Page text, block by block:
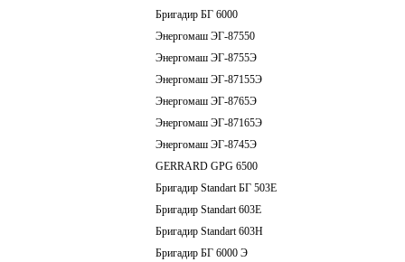
Бригадир БГ 6000
Энергомаш ЭГ-87550
Энергомаш ЭГ-8755Э
Энергомаш ЭГ-87155Э
Энергомаш ЭГ-8765Э
Энергомаш ЭГ-87165Э
Энергомаш ЭГ-8745Э
GERRARD GPG 6500
Бригадир Standart БГ 503E
Бригадир Standart 603E
Бригадир Standart 603H
Бригадир БГ 6000 Э